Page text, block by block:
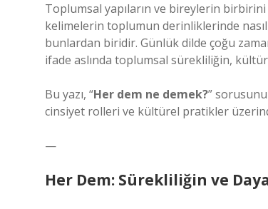
Toplumsal yapıların ve bireylerin birbirini
kelimelerin toplumun derinliklerinde nasıl
bunlardan biridir. Günlük dilde çoğu
ifade aslında toplumsal sürekliliğin,
Bu yazı, “Her dem ne demek?”
cinsiyet rolleri ve kültürel pratikler
—
Her Dem: Sürekliliğin ve